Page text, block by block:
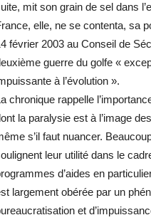
mit son grain de sel dans
elle, ne se contenta, sa
février 2003 au Conseil de
guerre du golfe «
à l’évolution ».
chronique rappelle
la paralysie est à l’image
s’il faut nuancer.
leur utilité dans le
d’aides en
largement obérée par un
et